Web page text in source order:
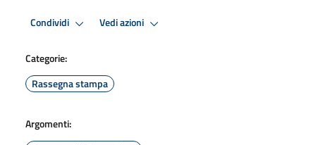
Condividi Vedi azioni
Categorie:
Rassegna stampa
Argomenti: